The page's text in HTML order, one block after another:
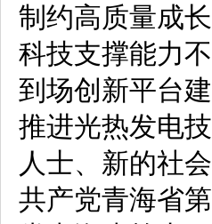
制约高质量成
科技支撑能力
到场创新平台
推进光热发电
人士、新的社
共产党青海省